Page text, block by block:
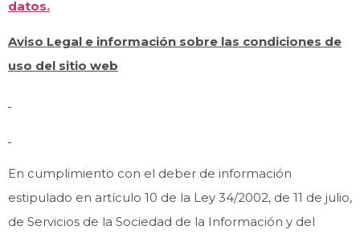
datos.
Aviso Legal e información sobre las condiciones de
uso del sitio web
En cumplimiento con el deber de información
estipulado en artículo 10 de la Ley 34/2002, de 11 de julio,
de Servicios de la Sociedad de la Información y del